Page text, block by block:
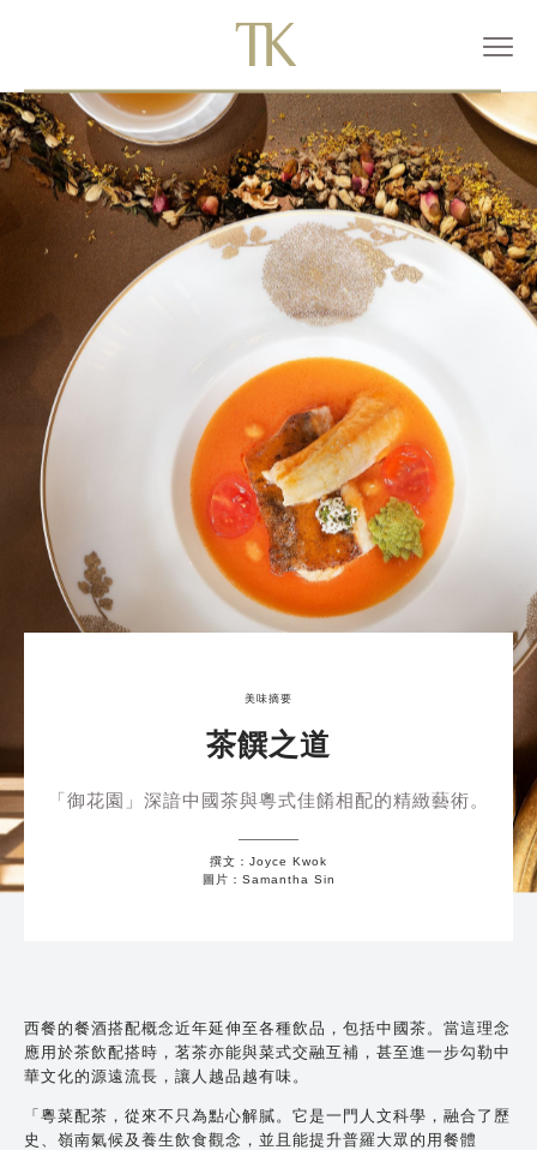
美味摘要
茶饌之道
「御花園」深諳中國茶與粵式佳餚相配的精緻藝術。
撰文：Joyce Kwok
圖片：Samantha Sin
西餐的餐酒搭配概念近年延伸至各種飲品，包括中國茶。當這理念
應用於茶飲配搭時，茗茶亦能與菜式交融互補，甚至進一步勾勒中
華文化的源遠流長，讓人越品越有味。
「粵菜配茶，從來不只為點心解膩。它是一門人文科學，融合了歷
史、嶺南氣候及養生飲食觀念，並且能提升普羅大眾的用餐體